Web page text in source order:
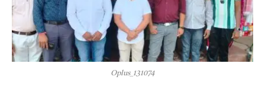
Oplus_131074